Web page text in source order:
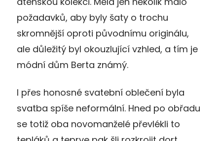
požadavků, aby byly šaty o trochu
skromnější oproti původnímu originálu,
ale důležitý byl okouzlující vzhled, a tím je
módní dům Berta známý.
I přes honosné svatební oblečení byla
svatba spíše neformální. Hned po obřadu
se totiž oba novomanželé převlékli to